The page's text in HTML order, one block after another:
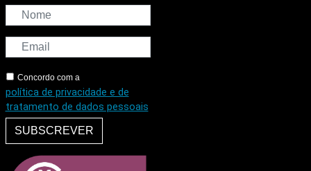
Concordo com a
política de privacidade e de
tratamento de dados pessoais
SUBSCREVER